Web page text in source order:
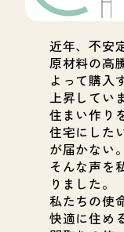
近年、不安
原材料の高
よって購入
上昇してい
住まい作り
住宅にした
が届かない
そんな声を
りました。
私たちの使
快適に住め